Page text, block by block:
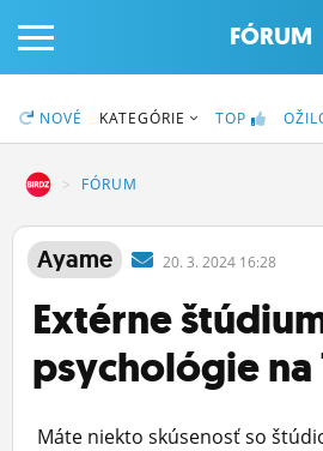
PRIHLÁS SA
ČINŽIAK
FÓRUM
FÓRUM
NOVÉ KATEGÓRIE TOP
FÓRUM
Ayame 20. 3. 2024 16:28
Extérne
psychológie na
Máte niekto skúsenosť so